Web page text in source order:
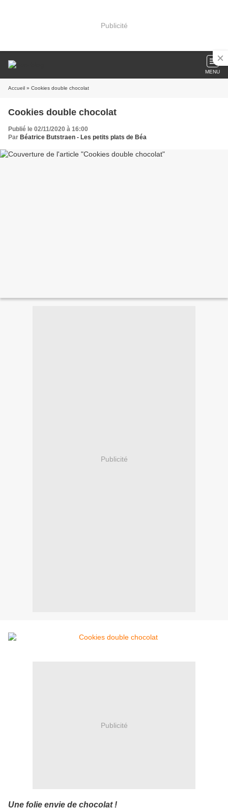
Publicité
MENU
Accueil » Cookies double chocolat
Cookies double chocolat
Publié le 02/11/2020 à 16:00
Par Béatrice Butstraen - Les petits plats de Béa
Publicité
Publicité
Une folie envie de chocolat !